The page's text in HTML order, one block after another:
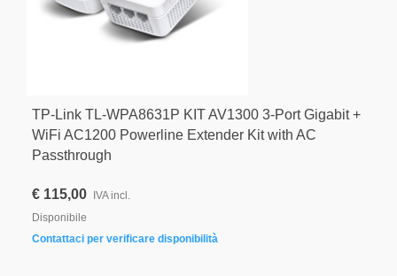
TP-Link TL-WPA8631P KIT AV1300 3-Port Gigabit +
WiFi AC1200 Powerline Extender Kit with AC
Passthrough
€ 115,00
IVA incl.
Disponibile
Contattaci per verificare disponibilità